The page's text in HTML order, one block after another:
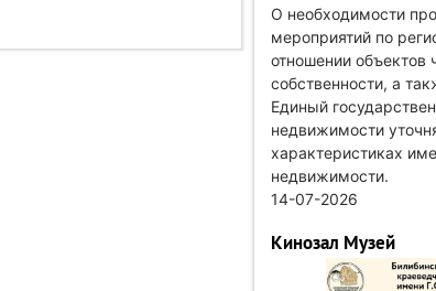
О необходимости
мероприятий по
отношении объектов
собственности, а
Единый
недвижимости
характеристиках
недвижимости.
14-07-2026
Кинозал Музей